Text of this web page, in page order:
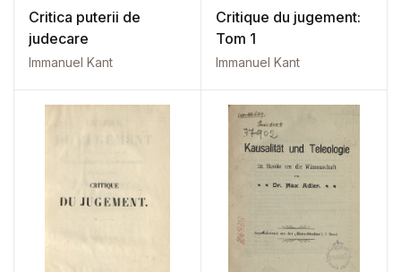
Critica puterii de
judecare
Immanuel Kant
Critique du jugement:
Tom 1
Immanuel Kant